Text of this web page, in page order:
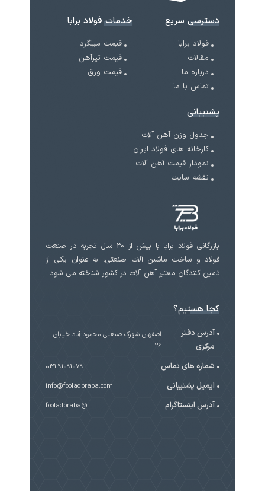
دسترسی سریع
فولاد برابا
مقالات
درباره ما
تماس با ما
خدمات فولاد برابا
قیمت میلگرد
قیمت تیرآهن
قیمت ورق
پشتیبانی
جدول وزن آهن آلات
کارخانه های فولاد ایران
نمودار قیمت آهن آلات
نقشه سایت
بازرگانی فولاد برابا با بیش از 30 سال تجربه در صنعت
فولاد و ساخت ماشین آلات صنعتی، به عنوان یکی از
تامین کنندگان معتبر آهن آلات در کشور شناخته می شود.
کجا هستیم؟
آدرس دفتر
مرکزی
اصفهان شهرک صنعتی محمود آباد خیابان
۲۶
شماره های تماس 031-91091079
ایمیل پشتیبانی info@fooladbraba.com
آدرس اینستاگرام @fooladbraba